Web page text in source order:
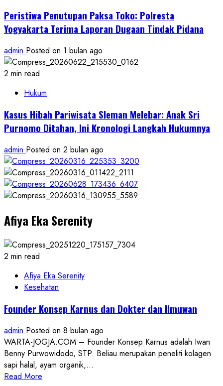
Peristiwa Penutupan Paksa Toko: Polresta
Yogyakarta Terima Laporan Dugaan Tindak Pidana
admin Posted on 1 bulan ago
2 min read
Hukum
Kasus Hibah Pariwisata Sleman Melebar: Anak Sri
Purnomo Ditahan, Ini Kronologi Langkah Hukumnya
admin Posted on 2 bulan ago
Afiya Eka Serenity
2 min read
Afiya Eka Serenity
Kesehatan
Founder Konsep Karnus dan Dokter dan Ilmuwan
admin Posted on 8 bulan ago
WARTA-JOGJA.COM – Founder Konsep Karnus adalah Iwan
Benny Purwowidodo, STP. Beliau merupakan peneliti kolagen
sapi halal, ayam organik,...
Read More